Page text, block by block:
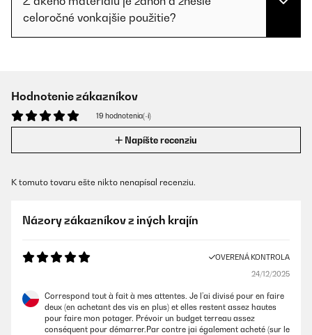
celoročné vonkajšie použitie?
Hodnotenie zákazníkov
19 hodnotenia(-í)
Napíšte recenziu
K tomuto tovaru ešte nikto nenapísal recenziu.
Názory zákazníkov z iných krajín
OVERENÁ KONTROLA
24/12/2025
Correspond tout à fait à mes attentes. Je l’ai divisé pour en faire
deux (en achetant des vis en plus) et elles restent assez hautes
pour faire mon potager. Prévoir un budget terreau assez
conséquent pour démarrer.Par contre jai également acheté (sur le